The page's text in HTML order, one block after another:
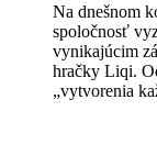
Na dnešnom
spoločnosť
vynikajúcim
hračky Liqi.
„vytvorenia